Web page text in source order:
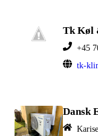
Tk Køl
+45
tk-
Dansk